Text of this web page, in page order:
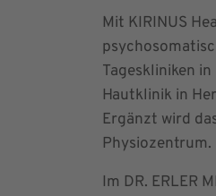
Mit KIRINUS
Tageskliniken
Hautklinik in
Ergänzt wird
Physiozentrum.
Im DR. ERLER